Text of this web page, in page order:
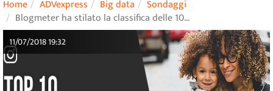
Home ADVexpress Big data
Sondaggi
Blogmeter ha stilato la classifica delle 10…
11/07/2018 19:32